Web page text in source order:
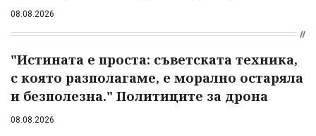
08.08.2026
"Истината е проста: съветската техника,
с която разполагаме, е морално остаряла
и безполезна." Политиците за дрона
08.08.2026